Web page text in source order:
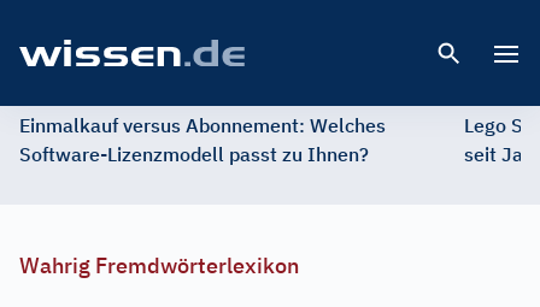
Einmalkauf versus Abonnement: Welches
Software-Lizenzmodell passt zu Ihnen?
Lego
seit
Wahrig Fremdwörterlexikon